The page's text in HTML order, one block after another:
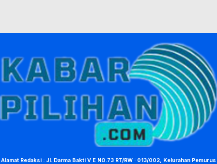
Alamat Redaksi : Jl. Darma Bakti V E NO.73 RT/RW : 013/002, Kelurahan Pemurus